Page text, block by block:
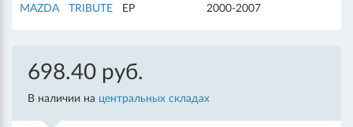
MAZDA TRIBUTE EP 2000-2007
698.40 руб.
В наличии на центральных складах